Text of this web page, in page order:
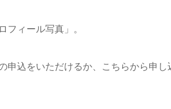
ィール写真」。
申込をいただけるか、こちらから申